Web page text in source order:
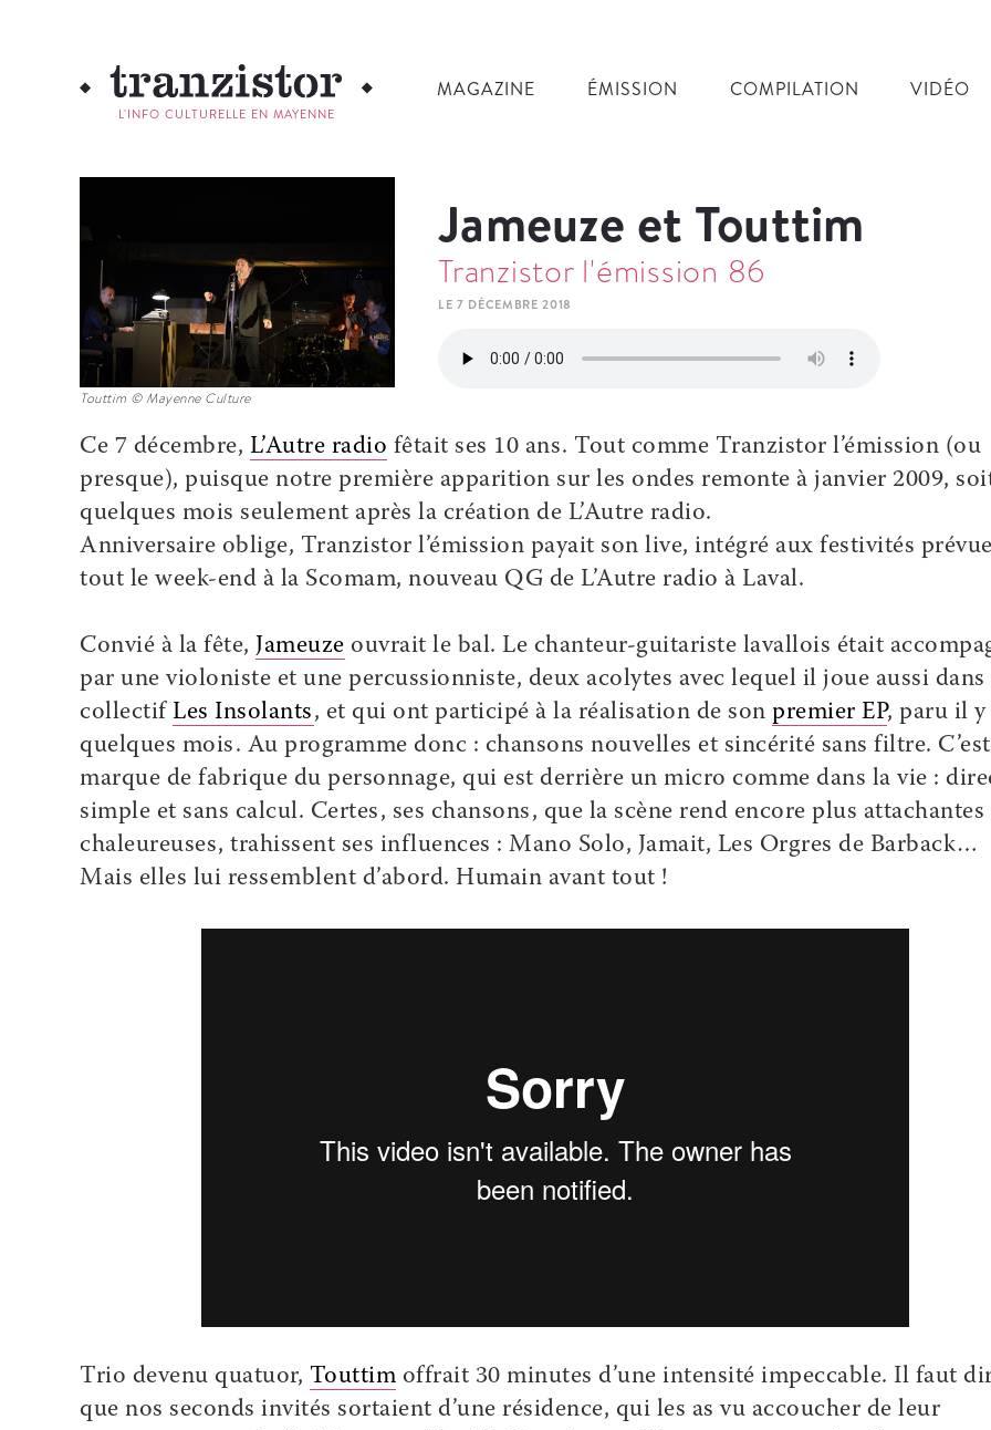
L'INFO CULTURELLE EN MAYENNE
MAGAZINE ÉMISSION COMPILATION VIDÉO
Jameuze et Touttim
Tranzistor l'émission 86
LE 7 DÉCEMBRE 2018
Touttim © Mayenne Culture
Ce 7 décembre, L’Autre radio fêtait ses 10 ans. Tout comme Tranzistor l’émission (ou
presque), puisque notre première apparition sur les ondes remonte à janvier 2009,
quelques mois seulement après la création de L’Autre radio.
Anniversaire oblige, Tranzistor l’émission payait son live, intégré aux festivités
tout le week-end à la Scomam, nouveau QG de L’Autre radio à Laval.
Convié à la fête, Jameuze ouvrait le bal. Le chanteur-guitariste lavallois était
par une violoniste et une percussionniste, deux acolytes avec lequel il joue aussi dans
collectif Les Insolants, et qui ont participé à la réalisation de son premier EP, paru il y
quelques mois. Au programme donc : chansons nouvelles et sincérité sans filtre.
marque de fabrique du personnage, qui est derrière un micro comme dans la vie :
simple et sans calcul. Certes, ses chansons, que la scène rend encore plus attachantes
chaleureuses, trahissent ses influences : Mano Solo, Jamait, Les Orgres de Barback…
Mais elles lui ressemblent d’abord. Humain avant tout !
Trio devenu quatuor, Touttim offrait 30 minutes d’une intensité impeccable. Il faut
que nos seconds invités sortaient d’une résidence, qui les as vu accoucher de leur